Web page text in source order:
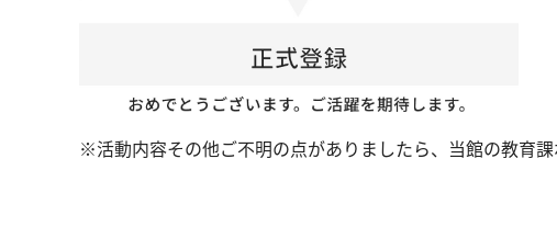
※活動内容その他ご不明の点がありましたら、当館の教育